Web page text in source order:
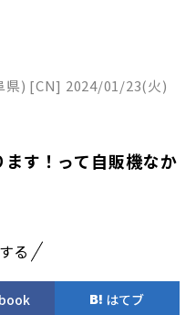
県) [CN] 2024/01/23(火)
す！って自販機なか
る
はてブ